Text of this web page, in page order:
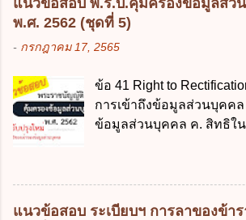
ความหมายตามข้อใด ก. ผู้
มีอำนาจแต่งตั้งพนักงานเ
ราชบัญญัติคุ้มครองข้อมูล
2562 ก. นายกรัฐมนตรี ข.
กระทรวงดิจิทัลเพื่อเศร...
นโยบาย New GFMIS
ความช่วยเหลือในกรณีจำเ
สามารถรอการเบิกเงินจา
ราชการ พ.ศ. 2562 ออกโ
แม่บทใด ก. พระราชบัญญั
ประมาณ พ.ศ. 2561 ข. พร
บัญญัติเงินคงคลัง พ.ศ.
กระทรวงการคลัง ว่าด้วยก
การรับเงิน การจ่ายเงิน กา
พ.ศ. 2562 (ชุดที่ 5)
- กรกฎาคม 17, 2565
ข้อ 41 Right to
การเข้าถึงข้อมูลส่วนบุคค
ข้อมูลส่วนบุคคล ค. สิทธิใน
การประมวลผลข้อมูลส่วน
ควบคุมข้อมูลส่วนบุคคลต้
บุคคลตามหลักการข้อใด ก.
แนวข้อสอบ ระเบียบฯ การลาของข้า